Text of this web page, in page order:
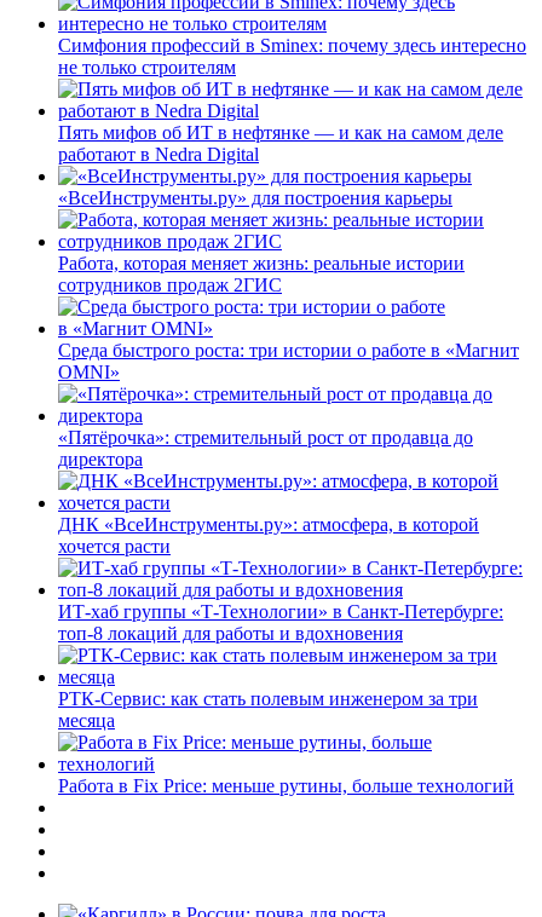
Симфония профессий в Sminex: почему здесь интересно
не только строителям
Пять мифов об ИТ в нефтянке — и как на самом деле
работают в Nedra Digital
«ВсеИнструменты.ру» для построения карьеры
Работа, которая меняет жизнь: реальные истории
сотрудников продаж 2ГИС
Среда быстрого роста: три истории о работе в «Магнит
OMNI»
«Пятёрочка»: стремительный рост от продавца до
директора
ДНК «ВсеИнструменты.ру»: атмосфера, в которой
хочется расти
ИТ-хаб группы «Т-Технологии» в Санкт-Петербурге:
топ-8 локаций для работы и вдохновения
РТК-Сервис: как стать полевым инженером за три
месяца
Работа в Fix Price: меньше рутины, больше технологий